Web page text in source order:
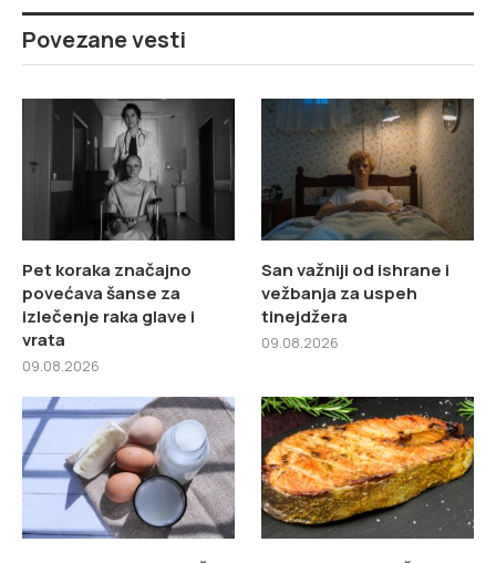
Povezane vesti
Pet koraka značajno
povećava šanse za
izlečenje raka glave i
vrata
09.08.2026
San važniji od ishrane i
vežbanja za uspeh
tinejdžera
09.08.2026